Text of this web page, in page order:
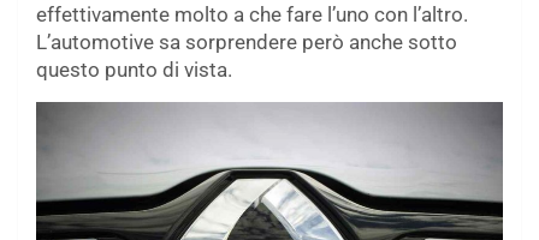
effettivamente molto a che fare l’uno con l’altro.
L’automotive sa sorprendere però anche sotto
questo punto di vista.